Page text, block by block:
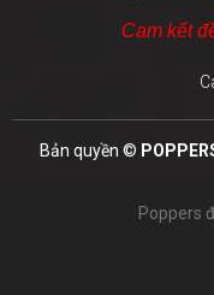
Bảo quản nơi
Cam kết
Bản quyền ©
Poppers